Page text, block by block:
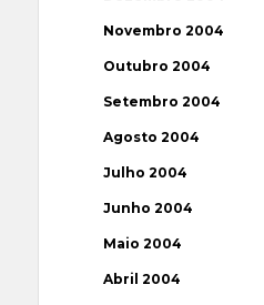
Novembro 2004
Outubro 2004
Setembro 2004
Agosto 2004
Julho 2004
Junho 2004
Maio 2004
Abril 2004